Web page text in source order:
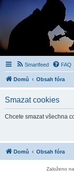
Smartfeed FAQ
Domů Obsah fóra
Smazat cookies
Chcete smazat všechna
Domů Obsah fóra
Založeno na